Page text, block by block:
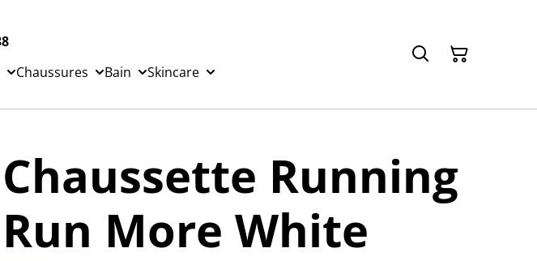
Chaussures Bain Skincare
Chaussette Running
Run More White